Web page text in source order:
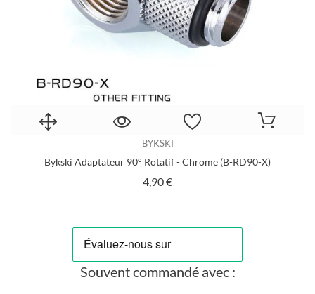
BYKSKI
Bykski Adaptateur 90° Rotatif - Chrome (B-RD90-X)
4,90 €Prix
Souvent commandé avec :